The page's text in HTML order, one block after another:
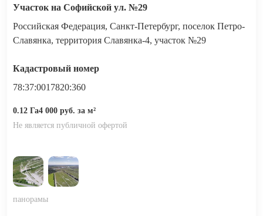
Участок на Софийской ул. №29
Российская Федерация, Санкт-Петербург, поселок Петро-
Славянка, территория Славянка-4, участок №29
Кадастровый номер
78:37:0017820:360
0.12 Га4 000 руб. за м²
Не является публичной офертой
панорамы